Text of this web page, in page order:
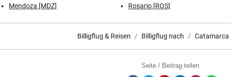
Mendoza [MDZ]
Rosario [ROS]
Billigflug & Reisen Billigflug nach Catamarca
Seite / Beitrag teilen